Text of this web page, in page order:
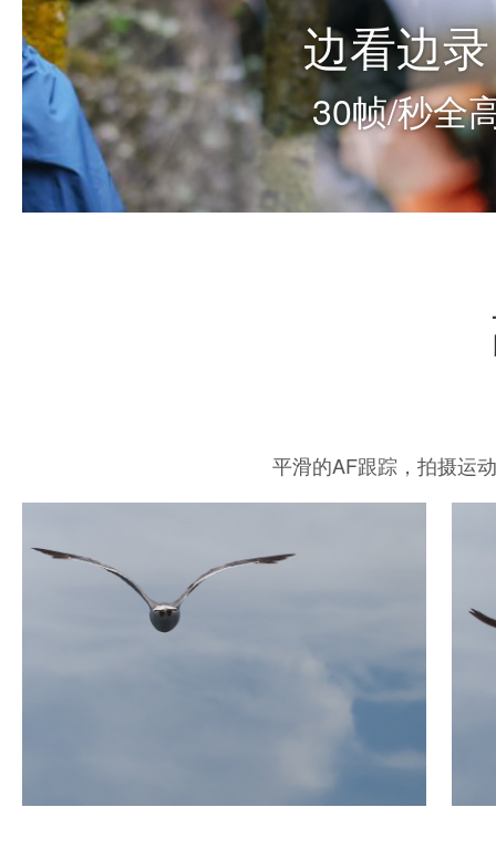
平滑的AF跟踪，拍摄运
100、400、